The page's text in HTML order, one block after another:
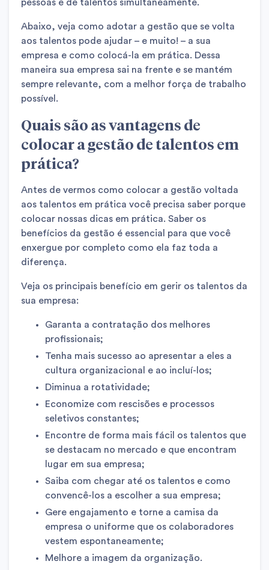
pessoas e de talentos simultaneamente.
Abaixo, veja como adotar a gestão que se volta
aos talentos pode ajudar – e muito! – a sua
empresa e como colocá-la em prática. Dessa
maneira sua empresa sai na frente e se mantém
sempre relevante, com a melhor força de trabalho
possível.
Quais são as vantagens de
colocar a gestão de talentos em
prática?
Antes de vermos como colocar a gestão voltada
aos talentos em prática você precisa saber porque
colocar nossas dicas em prática. Saber os
benefícios da gestão é essencial para que você
enxergue por completo como ela faz toda a
diferença.
Veja os principais benefício em gerir os talentos da
sua empresa:
Garanta a contratação dos melhores
profissionais;
Tenha mais sucesso ao apresentar a eles a
cultura organizacional e ao incluí-los;
Diminua a rotatividade;
Economize com rescisões e processos
seletivos constantes;
Encontre de forma mais fácil os talentos que
se destacam no mercado e que encontram
lugar em sua empresa;
Saiba com chegar até os talentos e como
convencê-los a escolher a sua empresa;
Gere engajamento e torne a camisa da
empresa o uniforme que os colaboradores
vestem espontaneamente;
Melhore a imagem da organização.